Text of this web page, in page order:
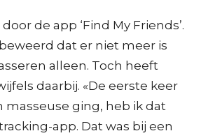
de app ‘Find My Friends’.
dat er niet meer is
alleen. Toch heeft
daarbij. «De eerste keer
masseuse ging, heb ik dat
app. Dat was bij een